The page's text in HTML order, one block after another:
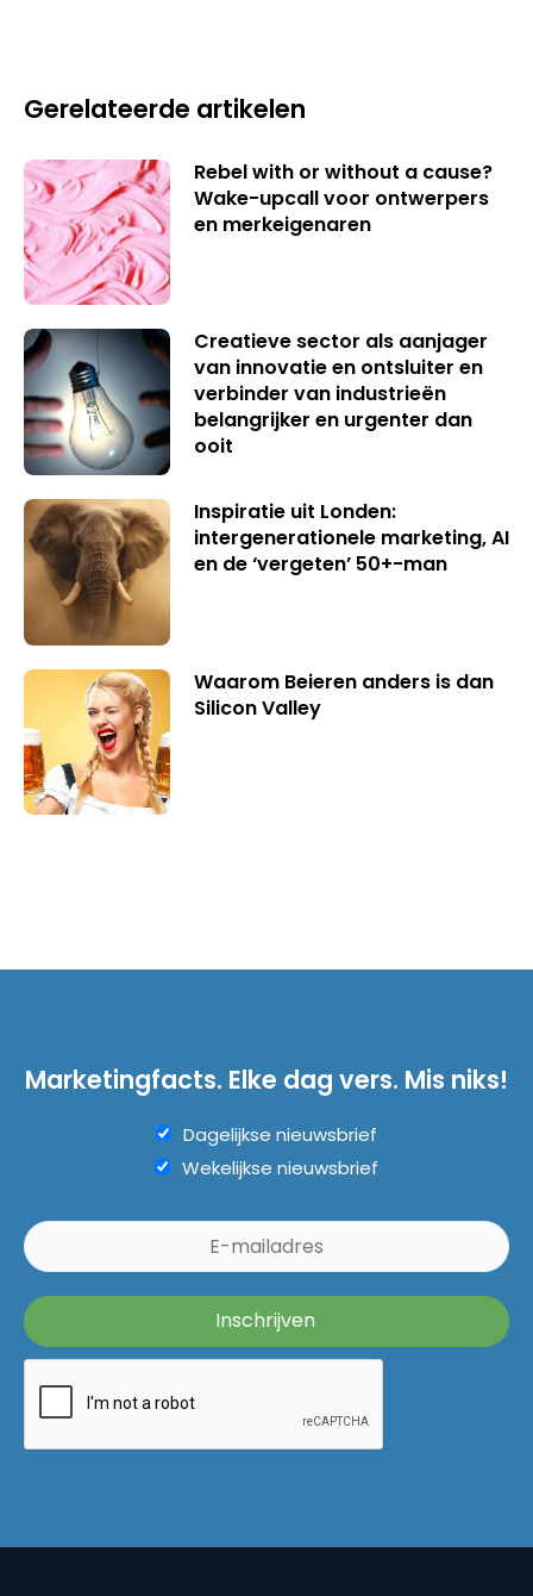
Gerelateerde artikelen
Rebel with or without a cause?
Wake-upcall voor ontwerpers
en merkeigenaren
Creatieve sector als aanjager
van innovatie en ontsluiter en
verbinder van industrieën
belangrijker en urgenter dan
ooit
Inspiratie uit Londen:
intergenerationele marketing, AI
en de ‘vergeten’ 50+-man
Waarom Beieren anders is dan
Silicon Valley
Marketingfacts. Elke dag vers. Mis niks!
Dagelijkse nieuwsbrief
Wekelijkse nieuwsbrief